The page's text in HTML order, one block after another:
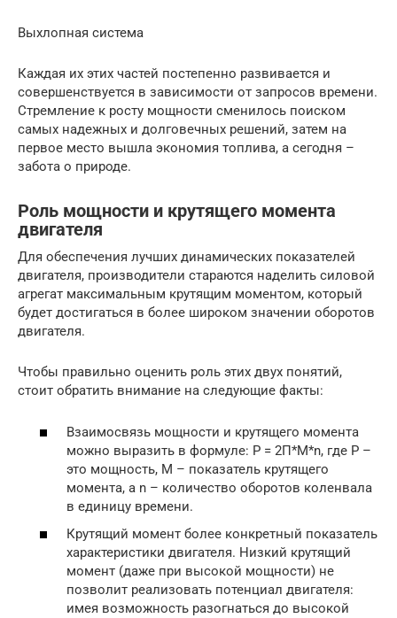
Выхлопная система
Каждая их этих частей постепенно развивается и
совершенствуется в зависимости от запросов времени.
Стремление к росту мощности сменилось поиском
самых надежных и долговечных решений, затем на
первое место вышла экономия топлива, а сегодня –
забота о природе.
Роль мощности и крутящего момента
двигателя
Для обеспечения лучших динамических показателей
двигателя, производители стараются наделить силовой
агрегат максимальным крутящим моментом, который
будет достигаться в более широком значении оборотов
двигателя.
Чтобы правильно оценить роль этих двух понятий,
стоит обратить внимание на следующие факты:
Взаимосвязь мощности и крутящего момента
можно выразить в формуле: P = 2П*M*n, где Р –
это мощность, M – показатель крутящего
момента, а n – количество оборотов коленвала
в единицу времени.
Крутящий момент более конкретный показатель
характеристики двигателя. Низкий крутящий
момент (даже при высокой мощности) не
позволит реализовать потенциал двигателя:
имея возможность разогнаться до высокой